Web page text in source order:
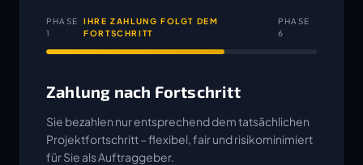
PHASE
1
IHRE ZAHLUNG FOLGT DEM
FORTSCHRITT
PHASE
6
Zahlung nach Fortschritt
Sie bezahlen nur entsprechend dem tatsächlichen
Projektfortschritt – flexibel, fair und risikominimiert
für Sie als Auftraggeber.